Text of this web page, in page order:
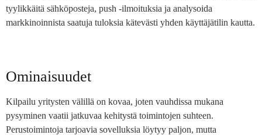
tyylikkäitä sähköposteja, push -ilmoituksia ja analysoida
markkinoinnista saatuja tuloksia kätevästi yhden käyttäjätilin kautta.
Ominaisuudet
Kilpailu yritysten välillä on kovaa, joten vauhdissa mukana
pysyminen vaatii jatkuvaa kehitystä toimintojen suhteen.
Perustoimintoja tarjoavia sovelluksia löytyy paljon, mutta